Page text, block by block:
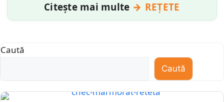
Citește mai multe REȚETE
Caută
Caută